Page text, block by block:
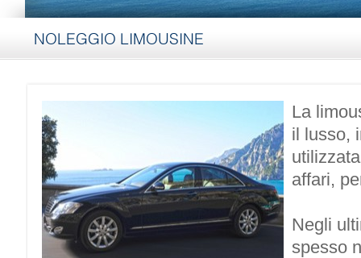
NOLEGGIO LIMOUSINE
La
il lusso,
affari,
Negli
spesso